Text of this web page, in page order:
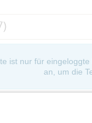
des
ist nur für
an, um die